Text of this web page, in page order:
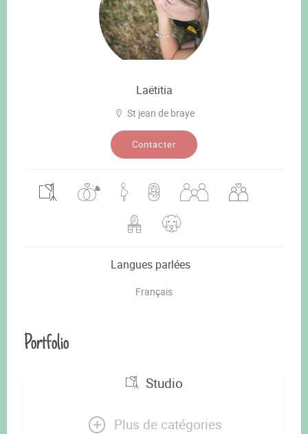
Laëtitia
St jean de braye
Contacter
Langues parlées
Français
Portfolio
Studio
Plus de catégories